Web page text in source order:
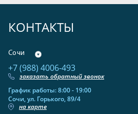
КОНТАКТЫ
Сочи
+7 (988) 4006-493
заказать обратный звонок
График работы: 8:00 - 19:00
Сочи, ул. Горького, 89/4
на карте